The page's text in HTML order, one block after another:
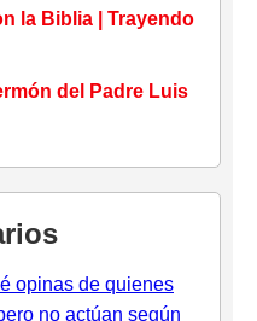
la Biblia | Trayendo
del Padre Luis
opinas de quienes
no actúan según